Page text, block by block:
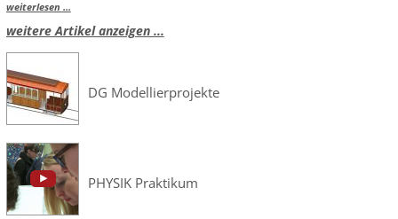
weiterlesen ...
weitere Artikel anzeigen ...
DG Modellierprojekte
PHYSIK Praktikum